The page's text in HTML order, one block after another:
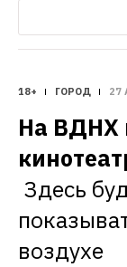
18+ ГОРОД 27
На ВДНХ
Здесь